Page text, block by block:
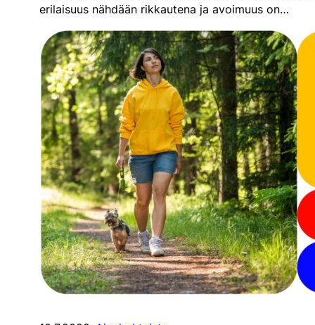
erilaisuus nähdään rikkautena ja avoimuus on…